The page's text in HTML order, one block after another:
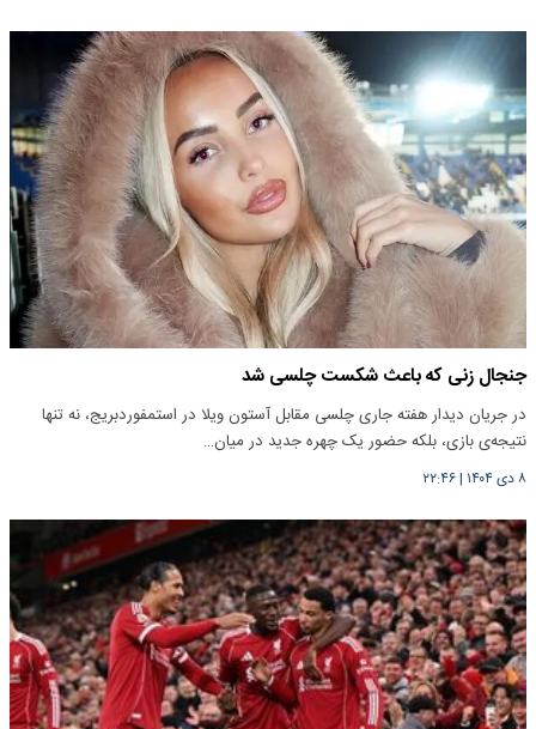
جنجال زنی که باعث شکست چلسی شد
در جریان دیدار هفته جاری چلسی مقابل آستون ویلا در استمفوردبریج، نه تنها
نتیجه‌ی بازی، بلکه حضور یک چهره جدید در میان…
۸ دی ۱۴۰۴ |۲۲:۴۶